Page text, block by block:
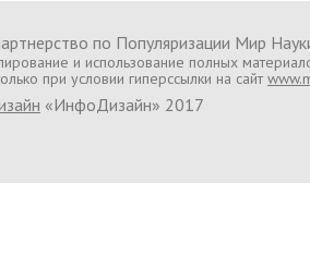
по Популяризации Мир
и использование полных
при условии гиперссылки на сайт
«ИнфоДизайн» 2017